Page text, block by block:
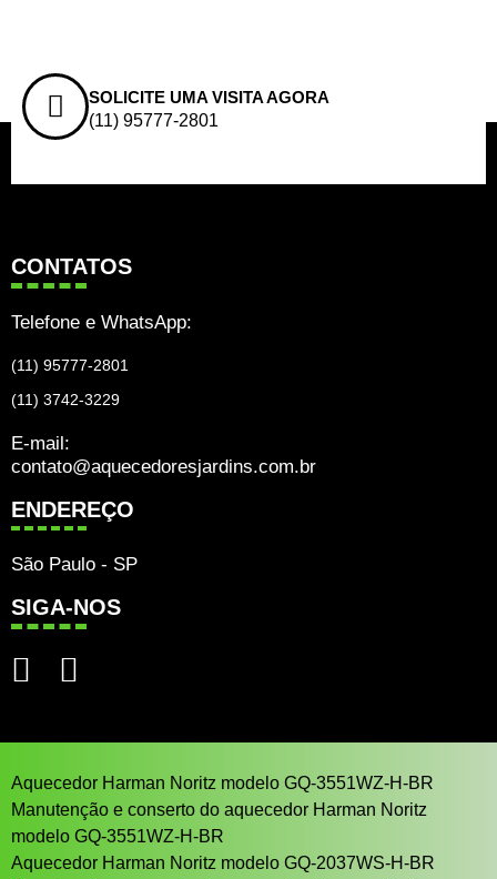
SOLICITE UMA VISITA AGORA
(11) 95777-2801
CONTATOS
Telefone e WhatsApp:
(11) 95777-2801
(11) 3742-3229
E-mail:
contato@aquecedoresjardins.com.br
ENDEREÇO
São Paulo - SP
SIGA-NOS
Aquecedor Harman Noritz modelo GQ-3551WZ-H-BR
Manutenção e conserto do aquecedor Harman Noritz
modelo GQ-3551WZ-H-BR
Aquecedor Harman Noritz modelo GQ-2037WS-H-BR